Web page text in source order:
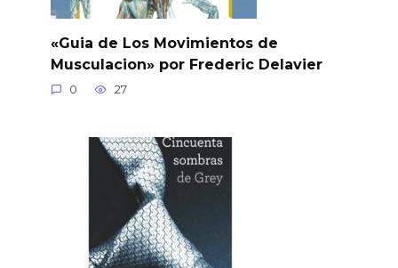
«Guia de Los Movimientos de
Musculacion» por Frederic Delavier
0 27